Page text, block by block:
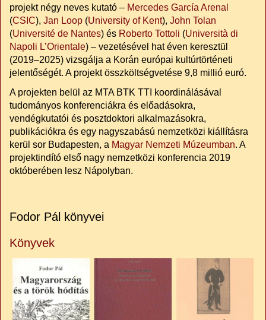
projekt négy neves kutató – Mercedes García Arenal
(CSIC), Jan Loop (University of Kent), John Tolan
(Université de Nantes) és Roberto Tottoli (Università di
Napoli L’Orientale) – vezetésével hat éven keresztül
(2019–2025) vizsgálja a Korán európai kultúrtörténeti
jelentőségét. A projekt összköltségvetése 9,8 millió euró.
A projekten belül az MTA BTK TTI koordinálásával
tudományos konferenciákra és előadásokra,
vendégkutatói és posztdoktori alkalmazásokra,
publikációkra és egy nagyszabású nemzetközi kiállításra
kerül sor Budapesten, a Magyar Nemzeti Múzeumban. A
projektindító első nagy nemzetközi konferencia 2019
októberében lesz Nápolyban.
Fodor Pál könyvei
Könyvek